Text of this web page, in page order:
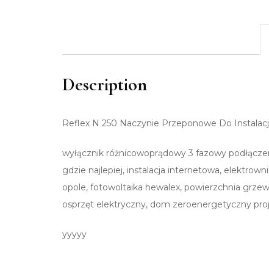
Description
Reflex N 250 Naczynie Przeponowe Do
wyłącznik różnicowoprądowy 3 fazowy
gdzie najlepiej, instalacja internetowa,
opole, fotowoltaika hewalex, powierzchnia
osprzęt elektryczny, dom zeroenergetyczny
yyyyy